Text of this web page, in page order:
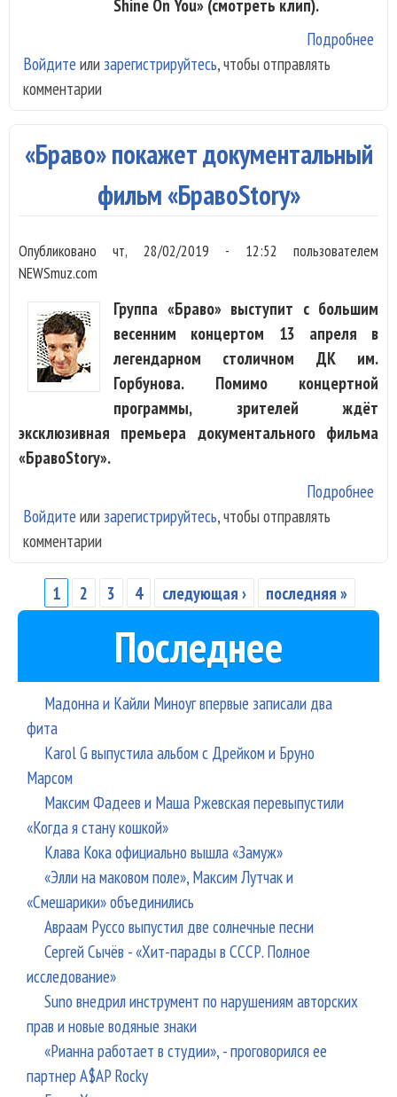
Shine On You» (смотреть клип).
Подробнее
Войдите или зарегистрируйтесь, чтобы отправлять
комментарии
«Браво» покажет документальный
фильм «БравоStory»
Опубликованочт, 28/02/2019 - 12:52 пользователем
NEWSmuz.com
Группа «Браво» выступит с большим
весенним концертом 13 апреля в
легендарном столичном ДК им.
Горбунова. Помимо концертной
программы, зрителей ждёт
эксклюзивная премьера документального фильма
«БравоStory».
Подробнее
Войдите или зарегистрируйтесь, чтобы отправлять
комментарии
Страницы
1 2 3 4 следующая › последняя »
Последнее
Мадонна и Кайли Миноуг впервые записали два
фита
Karol G выпустила альбом с Дрейком и Бруно
Марсом
Максим Фадеев и Маша Ржевская перевыпустили
«Когда я стану кошкой»
Клава Кока официально вышла «Замуж»
«Элли на маковом поле», Максим Лутчак и
«Смешарики» объединились
Авраам Руссо выпустил две солнечные песни
Сергей Сычёв - «Хит-парады в СССР. Полное
исследование»
Suno внедрил инструмент по нарушениям авторских
прав и новые водяные знаки
«Рианна работает в студии», - проговорился ее
партнер A$AP Rocky